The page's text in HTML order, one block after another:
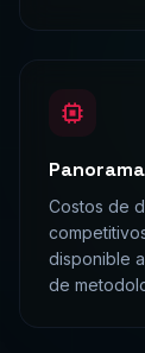
Costos de
disponible
de